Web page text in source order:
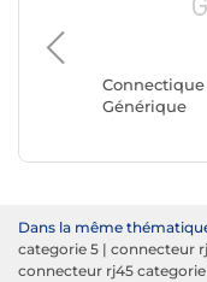
Connectique
Générique
Dans la même
categorie 5 | connecteur
connecteur rj45 categorie